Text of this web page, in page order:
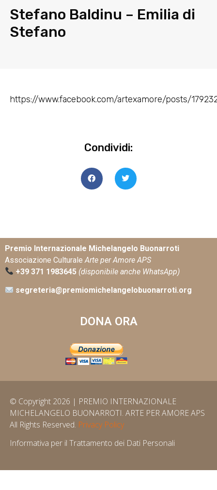
Stefano Baldinu – Emilia di
Stefano
https://www.facebook.com/artexamore/posts/
Condividi:
Premio Internazionale Michelangelo Buonarroti
Associazione Culturale Arte per Amore APS
+39 371 1983645 (disponibile anche WhatsApp)
segreteria@premiomichelangelobuonarroti.org
DONA ORA
© Copyright 2026 | PREMIO INTERNAZIONALE
MICHELANGELO BUONARROTI. ARTE PER AMORE APS
All Rights Reserved. Privacy Policy
Informativa per il Trattamento dei Dati Personali